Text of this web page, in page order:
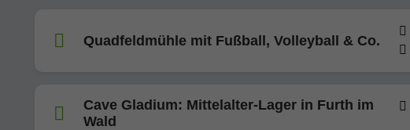
Quadfeldmühle mit Fußball, Volleyball & Co.
Cave Gladium: Mittelalter-Lager in Furth im
Wald